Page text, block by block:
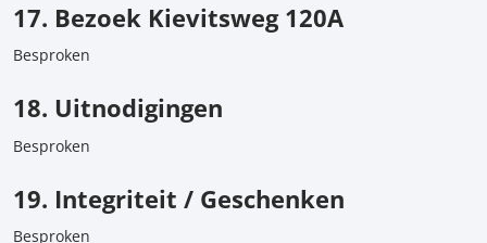
17. Bezoek Kievitsweg 120A
Besproken
18. Uitnodigingen
Besproken
19. Integriteit / Geschenken
Besproken